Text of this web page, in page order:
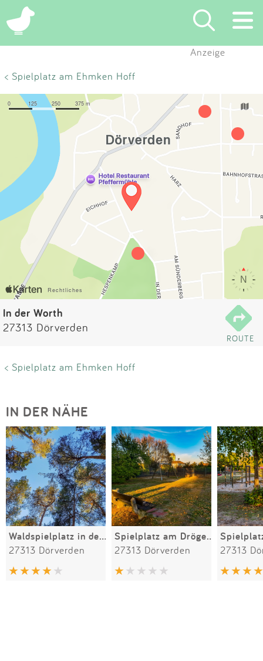
×
Suchen
Eintragen
App
Blog
Partner
Kontakt
Impressum
Anzeige
< Spielplatz am Ehmken Hoff
In der Worth
27313 Dörverden
ROUTE
< Spielplatz am Ehmken Hoff
IN DER NÄHE
Waldspielplatz in der Worth
27313 Dörverden
Spielplatz am Drögenkamp
27313 Dörverden 27313